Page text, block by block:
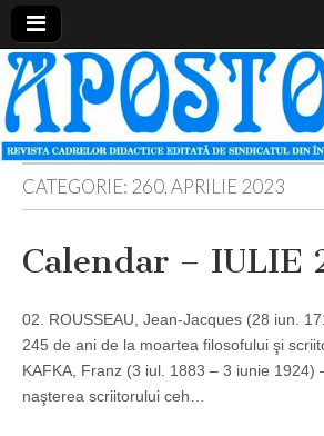
Apostolul
Revista
cadrelor
didactice
din
judetul
Neamt
CATEGORIE: 260, APRILIE 2023
Calendar – IULIE
02. ROUSSEAU, Jean-Jacques (28 iun.
245 de ani de la moartea filosofului şi
KAFKA, Franz (3 iul. 1883 – 3 iunie 1924)
naşterea scriitorului ceh…